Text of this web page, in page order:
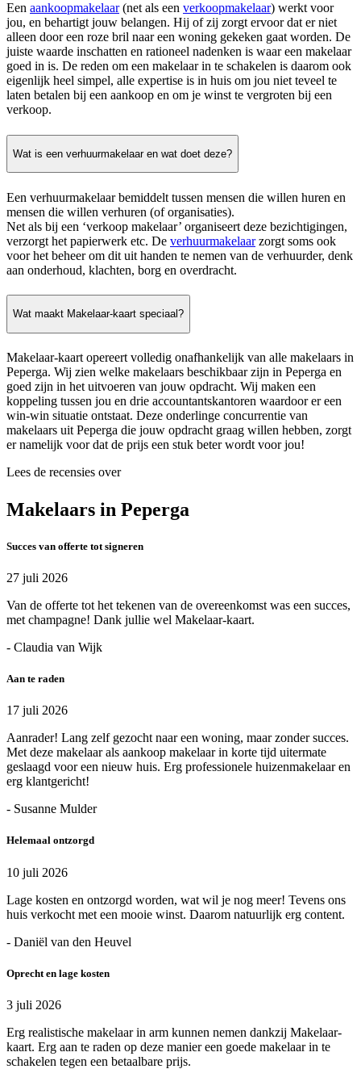
Een aankoopmakelaar(net als een verkoopmakelaar) werkt voor
jou, en behartigt jouw belangen. Hij of zij zorgt ervoor dat er niet
alleen door een roze bril naar een woning gekeken gaat worden. De
juiste waarde inschatten en rationeel nadenken is waar een makelaar
goed in is. De reden om een makelaar in te schakelen is daarom ook
eigenlijk heel simpel, alle expertise is in huis om jou niet teveel te
laten betalen bij een aankoop en om je winst te vergroten bij een
verkoop.
Wat is een verhuurmakelaar en wat doet deze?
Een verhuurmakelaar bemiddelt tussen mensen die willen huren en
mensen die willen verhuren (of organisaties).
Net als bij een ‘verkoop makelaar’ organiseert deze bezichtigingen,
verzorgt het papierwerk etc. De verhuurmakelaarzorgt soms ook
voor het beheer om dit uit handen te nemen van de verhuurder, denk
aan onderhoud, klachten, borg en overdracht.
Wat maakt Makelaar-kaart speciaal?
Makelaar-kaart opereert volledig onafhankelijk van alle makelaars in
Peperga. Wij zien welke makelaars beschikbaar zijn in Peperga en
goed zijn in het uitvoeren van jouw opdracht. Wij maken een
koppeling tussen jou en drie accountantskantoren waardoor er een
win-win situatie ontstaat. Deze onderlinge concurrentie van
makelaars uit Peperga die jouw opdracht graag willen hebben, zorgt
er namelijk voor dat de prijs een stuk beter wordt voor jou!
Lees de recensies over
Makelaars in Peperga
Succes van offerte tot signeren
27 juli 2026
Van de offerte tot het tekenen van de overeenkomst was een succes,
met champagne! Dank jullie wel Makelaar-kaart.
- Claudia van Wijk
Aan te raden
17 juli 2026
Aanrader! Lang zelf gezocht naar een woning, maar zonder succes.
Met deze makelaar als aankoop makelaar in korte tijd uitermate
geslaagd voor een nieuw huis. Erg professionele huizenmakelaar en
erg klantgericht!
- Susanne Mulder
Helemaal ontzorgd
10 juli 2026
Lage kosten en ontzorgd worden, wat wil je nog meer! Tevens ons
huis verkocht met een mooie winst. Daarom natuurlijk erg content.
- Daniël van den Heuvel
Oprecht en lage kosten
3 juli 2026
Erg realistische makelaar in arm kunnen nemen dankzij Makelaar-
kaart. Erg aan te raden op deze manier een goede makelaar in te
schakelen tegen een betaalbare prijs.